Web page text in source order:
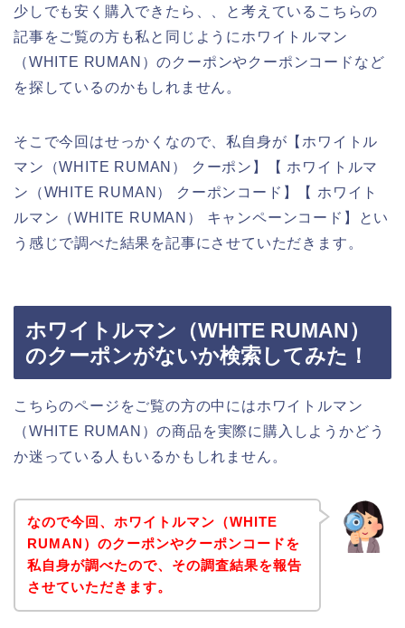
少しでも安く購入できたら、、と考えているこちらの
記事をご覧の方も私と同じようにホワイトルマン
（WHITE RUMAN）のクーポンやクーポンコードなど
を探しているのかもしれません。
そこで今回はせっかくなので、私自身が【ホワイトル
マン（WHITE RUMAN） クーポン】【 ホワイトルマ
ン（WHITE RUMAN） クーポンコード】【 ホワイト
ルマン（WHITE RUMAN） キャンペーンコード】とい
う感じで調べた結果を記事にさせていただきます。
ホワイトルマン（WHITE RUMAN）
のクーポンがないか検索してみた！
こちらのページをご覧の方の中にはホワイトルマン
（WHITE RUMAN）の商品を実際に購入しようかどう
か迷っている人もいるかもしれません。
なので今回、ホワイトルマン（WHITE
RUMAN）のクーポンやクーポンコードを
私自身が調べたので、その調査結果を報告
させていただきます。